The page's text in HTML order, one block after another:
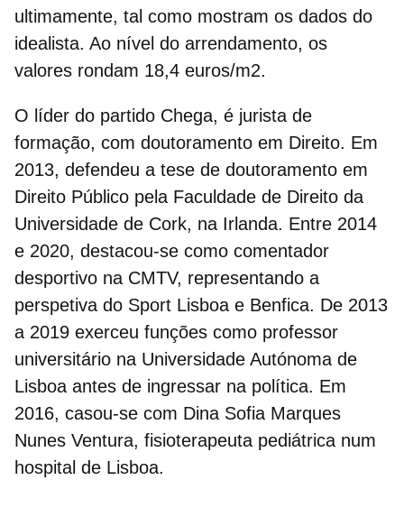
ultimamente, tal como mostram os dados do
idealista. Ao nível do arrendamento, os
valores rondam 18,4 euros/m2.
O líder do partido Chega, é jurista de
formação, com doutoramento em Direito. Em
2013, defendeu a tese de doutoramento em
Direito Público pela Faculdade de Direito da
Universidade de Cork, na Irlanda. Entre 2014
e 2020, destacou-se como comentador
desportivo na CMTV, representando a
perspetiva do Sport Lisboa e Benfica. De 2013
a 2019 exerceu funções como professor
universitário na Universidade Autónoma de
Lisboa antes de ingressar na política. Em
2016, casou-se com Dina Sofia Marques
Nunes Ventura, fisioterapeuta pediátrica num
hospital de Lisboa.